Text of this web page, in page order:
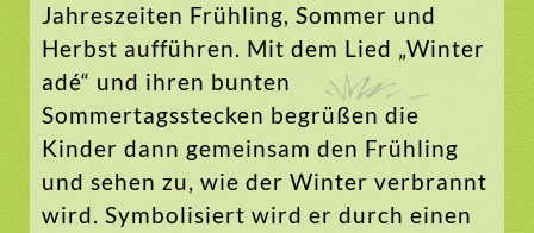
Jahreszeiten Frühling, Sommer und
Herbst aufführen. Mit dem Lied „Winter
adé“ und ihren bunten
Sommertagsstecken begrüßen die
Kinder dann gemeinsam den Frühling
und sehen zu, wie der Winter verbrannt
wird. Symbolisiert wird er durch einen